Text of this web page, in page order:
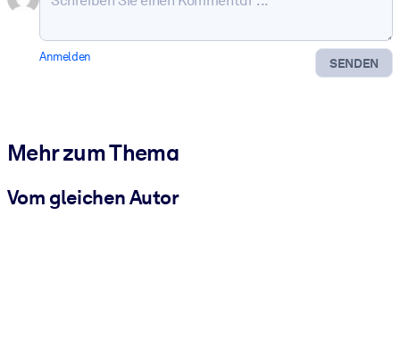
SENDEN
Anmelden
Mehr zum Thema
Vom gleichen Autor